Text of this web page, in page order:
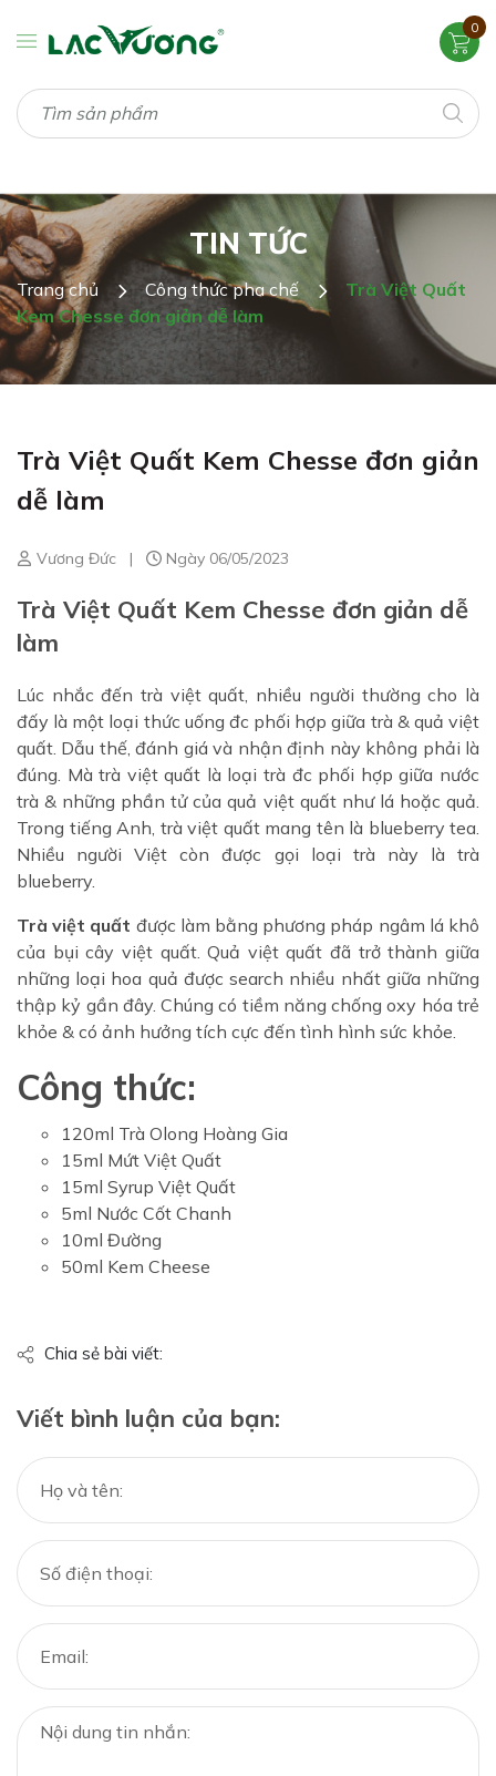
0
TIN TỨC
Trang chủ Công thức pha chế
Trà Việt Quất
Kem Chesse đơn giản dễ làm
Trà Việt Quất Kem Chesse đơn giản
dễ làm
Vương Đức | Ngày 06/05/2023
Trà Việt Quất Kem Chesse đơn giản dễ
làm
Lúc nhắc đến trà việt quất, nhiều người thường cho là
đấy là một loại thức uống đc phối hợp giữa trà & quả việt
quất. Dẫu thế, đánh giá và nhận định này không phải là
đúng. Mà trà việt quất là loại trà đc phối hợp giữa nước
trà & những phần tử của quả việt quất như lá hoặc quả.
Trong tiếng Anh, trà việt quất mang tên là blueberry tea.
Nhiều người Việt còn được gọi loại trà này là trà
blueberry.
Trà việt quất được làm bằng phương pháp ngâm lá khô
của bụi cây việt quất. Quả việt quất đã trở thành giữa
những loại hoa quả được search nhiều nhất giữa những
thập kỷ gần đây. Chúng có tiềm năng chống oxy hóa trẻ
khỏe & có ảnh hưởng tích cực đến tình hình sức khỏe.
Công thức:
120ml Trà Olong Hoàng Gia
15ml Mứt Việt Quất
15ml Syrup Việt Quất
5ml Nước Cốt Chanh
10ml Đường
50ml Kem Cheese
Chia sẻ bài viết:
Viết bình luận của bạn: